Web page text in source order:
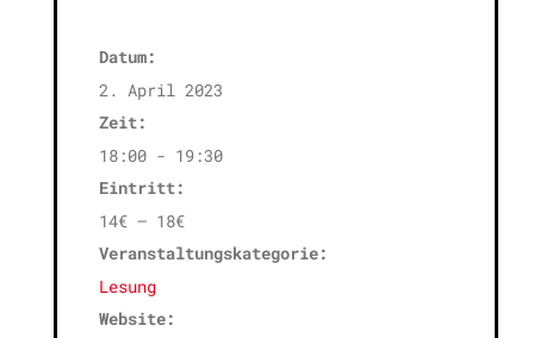
Datum:
2. April 2023
Zeit:
18:00 - 19:30
Eintritt:
14€ – 18€
Veranstaltungskategorie:
Lesung
Website: